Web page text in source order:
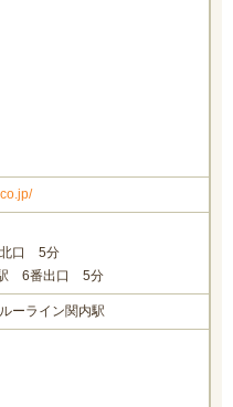
口 5分
6番出口 5分
ーライン関内駅